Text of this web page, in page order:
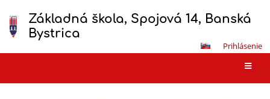
Základná škola, Spojová 14, Banská
Bystrica
Prihlásenie